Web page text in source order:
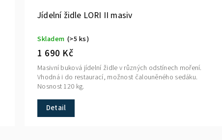
Jídelní židle LORI II masiv
Skladem (>5 ks)
1 690 Kč
Detail
Masivní buková jídelní židle v různých odstínech moření.
Vhodná i do restaurací, možnost čalouněného sedáku.
Nosnost 120 kg.